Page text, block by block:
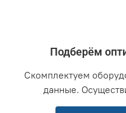
Подберём
Скомплектуем
данные.